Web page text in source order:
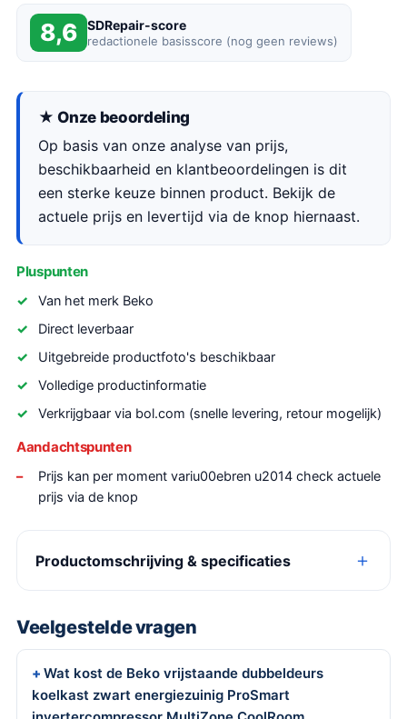
8,6 SDRepair-score
redactionele basisscore (nog geen reviews)
★ Onze beoordeling
Op basis van onze analyse van prijs,
beschikbaarheid en klantbeoordelingen is dit
een sterke keuze binnen product. Bekijk de
actuele prijs en levertijd via de knop hiernaast.
Pluspunten
Van het merk Beko
Direct leverbaar
Uitgebreide productfoto's beschikbaar
Volledige productinformatie
Verkrijgbaar via bol.com (snelle levering, retour mogelijk)
Aandachtspunten
Prijs kan per moment variu00ebren u2014 check actuele
prijs via de knop
Productomschrijving & specificaties
Veelgestelde vragen
Wat kost de Beko vrijstaande dubbeldeurs
koelkast zwart energiezuinig ProSmart